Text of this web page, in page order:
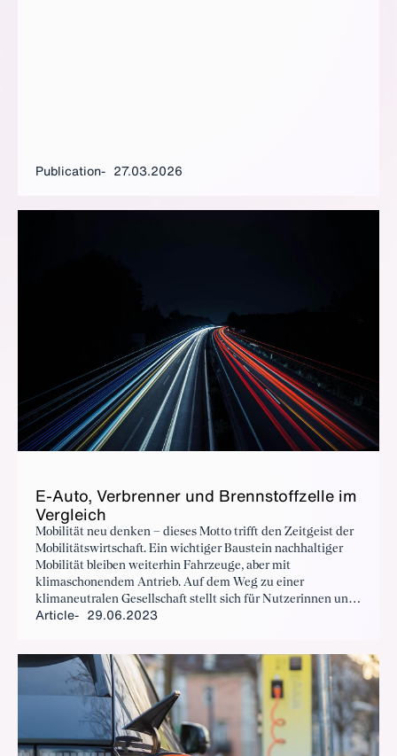
Publication 27.03.2026
E-Au­to, Ver­bren­ner und Brennstof­fzelle im
Ver­gle­ich
Mobilität neu denken – dieses Motto trifft den Zeitgeist der
Mobilitätswirtschaft. Ein wichtiger Baustein nachhaltiger
Mobilität bleiben weiterhin Fahrzeuge, aber mit
klimaschonendem Antrieb. Auf dem Weg zu einer
klimaneutralen Gesellschaft stellt sich für Nutzerinnen und
Nutzer die Frage: Wie schneiden Elektro-, Verbrenner- und
Article 29.06.2023